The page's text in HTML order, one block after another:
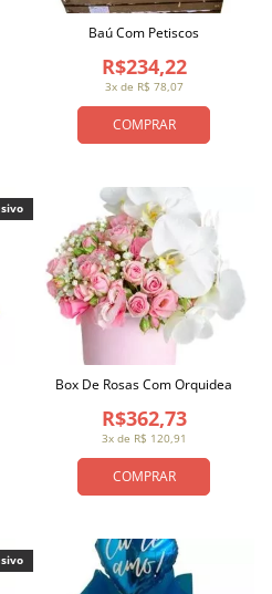
COMPRAR
3x de R$ 78,07
R$234,22
Baú Com Petiscos
COMPRAR
3x de R$ 120,91
R$362,73
Box De Rosas Com Orquidea